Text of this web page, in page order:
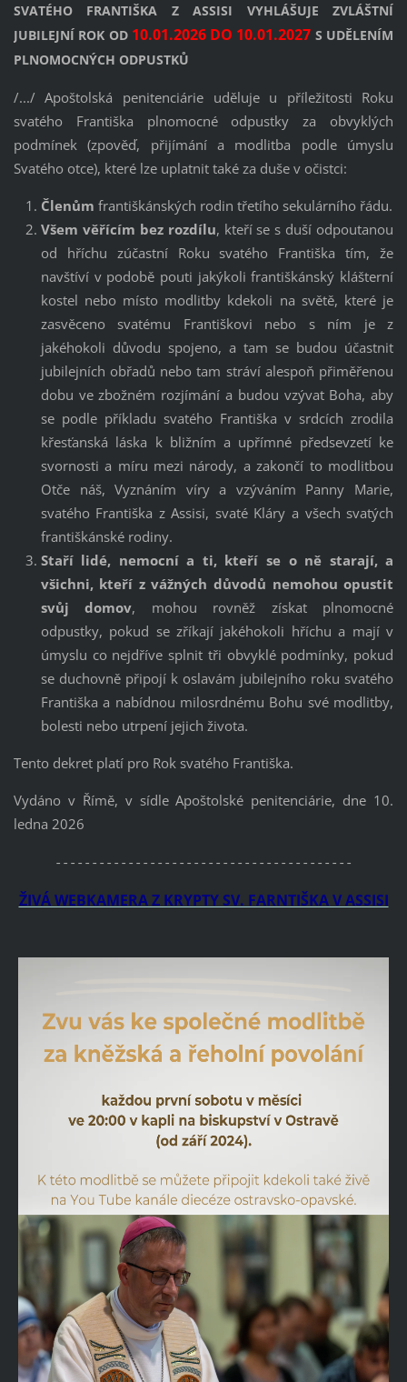
SVATÉHO FRANTIŠKA Z ASSISI VYHLÁŠUJE ZVLÁŠTNÍ
JUBILEJNÍ ROK OD 10.01.2026 DO 10.01.2027 S UDĚLENÍM
PLNOMOCNÝCH ODPUSTKŮ
/.../ Apoštolská penitenciárie uděluje u příležitosti Roku
svatého Františka plnomocné odpustky za obvyklých
podmínek (zpověď, přijímání a modlitba podle úmyslu
Svatého otce), které lze uplatnit také za duše v očistci:
Členům františkánských rodin třetího sekulárního řádu.
Všem věřícím bez rozdílu, kteří se s duší odpoutanou
od hříchu zúčastní Roku svatého Františka tím, že
navštíví v podobě pouti jakýkoli františkánský klášterní
kostel nebo místo modlitby kdekoli na světě, které je
zasvěceno svatému Františkovi nebo s ním je z
jakéhokoli důvodu spojeno, a tam se budou účastnit
jubilejních obřadů nebo tam stráví alespoň přiměřenou
dobu ve zbožném rozjímání a budou vzývat Boha, aby
se podle příkladu svatého Františka v srdcích zrodila
křesťanská láska k bližním a upřímné předsevzetí ke
svornosti a míru mezi národy, a zakončí to modlitbou
Otče náš, Vyznáním víry a vzýváním Panny Marie,
svatého Františka z Assisi, svaté Kláry a všech svatých
františkánské rodiny.
Staří lidé, nemocní a ti, kteří se o ně starají, a
všichni, kteří z vážných důvodů nemohou opustit
svůj domov, mohou rovněž získat plnomocné
odpustky, pokud se zříkají jakéhokoli hříchu a mají v
úmyslu co nejdříve splnit tři obvyklé podmínky, pokud
se duchovně připojí k oslavám jubilejního roku svatého
Františka a nabídnou milosrdnému Bohu své modlitby,
bolesti nebo utrpení jejich života.
Tento dekret platí pro Rok svatého Františka.
Vydáno v Římě, v sídle Apoštolské penitenciárie, dne 10.
ledna 2026
-----------------------------------------
ŽIVÁ WEBKAMERA Z KRYPTY SV. FARNTIŠKA V ASSISI